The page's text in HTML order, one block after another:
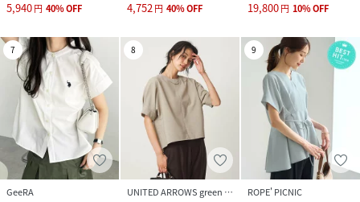
5,940円 40%OFF 4,752円 40%OFF 19,800円 10%OFF
7
GeeRA
8
UNITED ARROWS green label relaxing
9
ROPE' PICNIC